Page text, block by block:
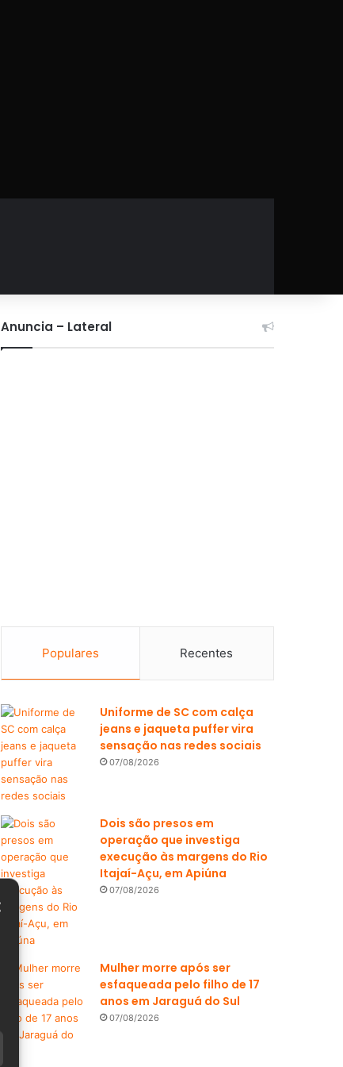
Anuncia – Lateral
Populares Recentes
Uniforme de SC com calça
jeans e jaqueta puffer vira
sensação nas redes sociais
07/08/2026
Dois são presos em
operação que investiga
execução às margens do Rio
Itajaí-Açu, em Apiúna
07/08/2026
Mulher morre após ser
esfaqueada pelo filho de 17
anos em Jaraguá do Sul
07/08/2026